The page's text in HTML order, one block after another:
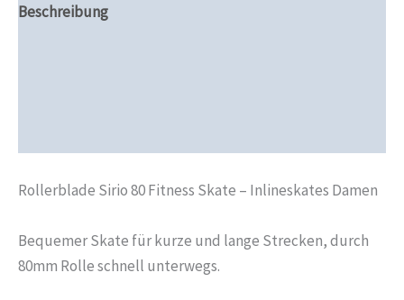
Beschreibung
Rollerblade Sirio 80 Fitness Skate – Inlineskates Damen
Bequemer Skate für kurze und lange Strecken, durch
80mm Rolle schnell unterwegs.